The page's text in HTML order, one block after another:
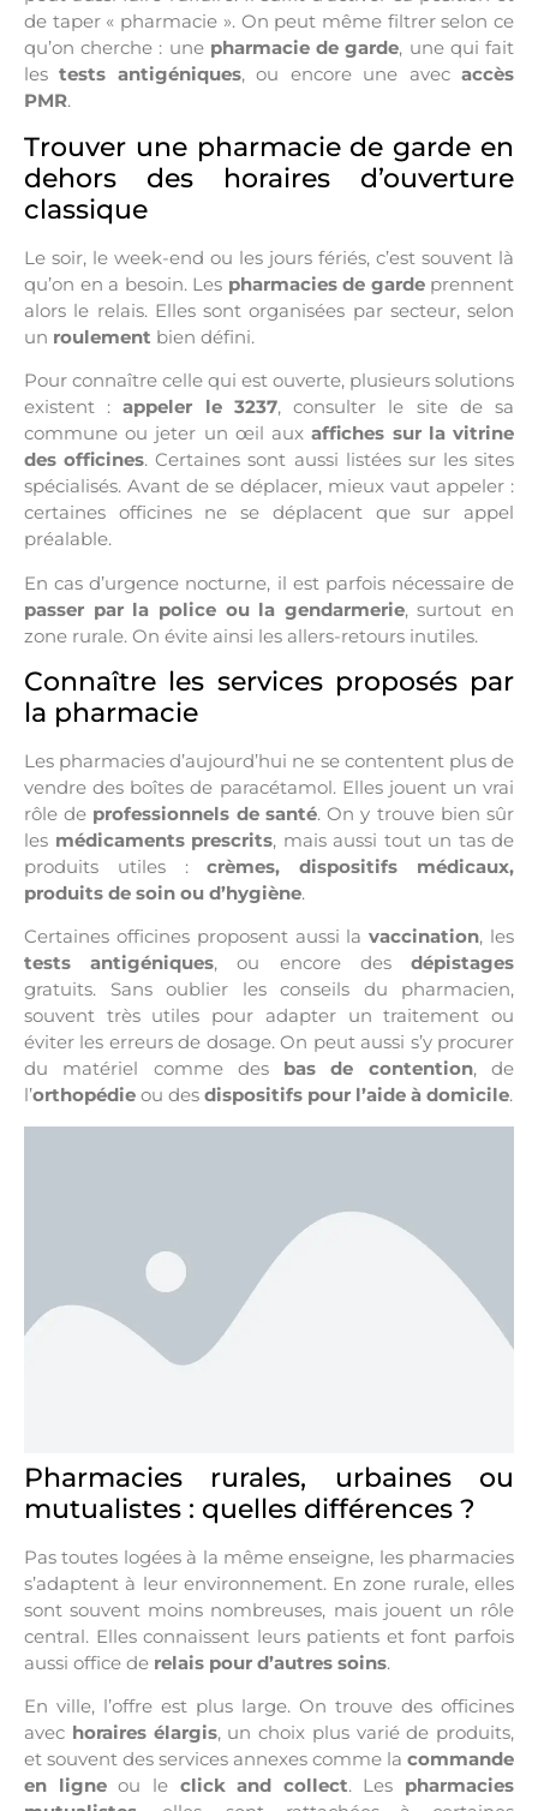
de taper « pharmacie ». On peut même filtrer selon ce
qu’on cherche : une pharmacie de garde, une qui fait
lestests antigéniques, ou encore une avecaccès
PMR.
Trouver une pharmacie de garde en
dehors des horaires d’ouverture
classique
Le soir, le week-end ou les jours fériés, c’est souvent là
qu’on en a besoin. Les pharmacies de gardeprennent
alors le relais. Elles sont organisées par secteur, selon
un roulement bien défini.
Pour connaître celle qui est ouverte, plusieurs solutions
existent :appeler le 3237, consulter le site de sa
commune ou jeter un œil auxaffiches sur la vitrine
des officines. Certaines sont aussi listées sur les sites
spécialisés. Avant de se déplacer, mieux vaut appeler :
certaines officines ne se déplacent que sur appel
préalable.
En cas d’urgence nocturne, il est parfois nécessaire de
passer par la police ou la gendarmerie, surtout en
zone rurale. On évite ainsi les allers-retours inutiles.
Connaître les services proposés par
la pharmacie
Les pharmacies d’aujourd’hui ne se contentent plus de
vendre des boîtes de paracétamol. Elles jouent un vrai
rôle de professionnels de santé. On y trouve bien sûr
les médicaments prescrits, mais aussi tout un tas de
produits utiles :crèmes, dispositifs médicaux,
produits de soin ou d’hygiène.
Certaines officines proposent aussi lavaccination, les
tests antigéniques, ou encore desdépistages
gratuits. Sans oublier les conseils du pharmacien,
souvent très utiles pour adapter un traitement ou
éviter les erreurs de dosage. On peut aussi s’y procurer
du matériel comme des bas de contention, de
l’orthopédie ou des dispositifs pour l’aide à domicile.
Pharmacies rurales, urbaines ou
mutualistes : quelles différences ?
Pas toutes logées à la même enseigne, les pharmacies
s’adaptent à leur environnement. En zone rurale, elles
sont souvent moins nombreuses, mais jouent un rôle
central. Elles connaissent leurs patients et font parfois
aussi office de relais pour d’autres soins.
En ville, l’offre est plus large. On trouve des officines
avec horaires élargis, un choix plus varié de produits,
et souvent des services annexes comme la commande
en ligneou le click and collect. Les pharmacies